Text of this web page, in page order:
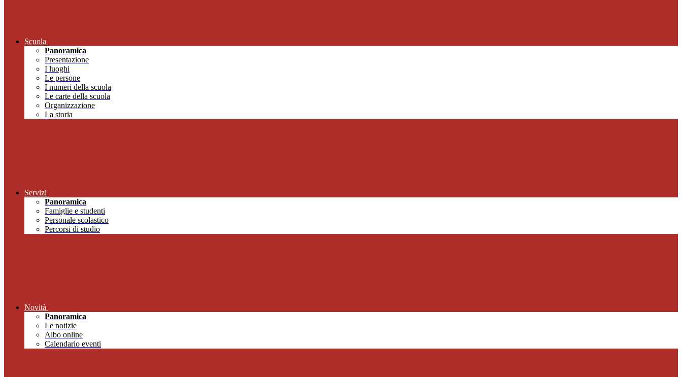
Scuola
Panoramica
Presentazione
I luoghi
Le persone
I numeri della scuola
Le carte della scuola
Organizzazione
La storia
Servizi
Panoramica
Famiglie e studenti
Personale scolastico
Percorsi di studio
Novità
Panoramica
Le notizie
Albo online
Calendario eventi